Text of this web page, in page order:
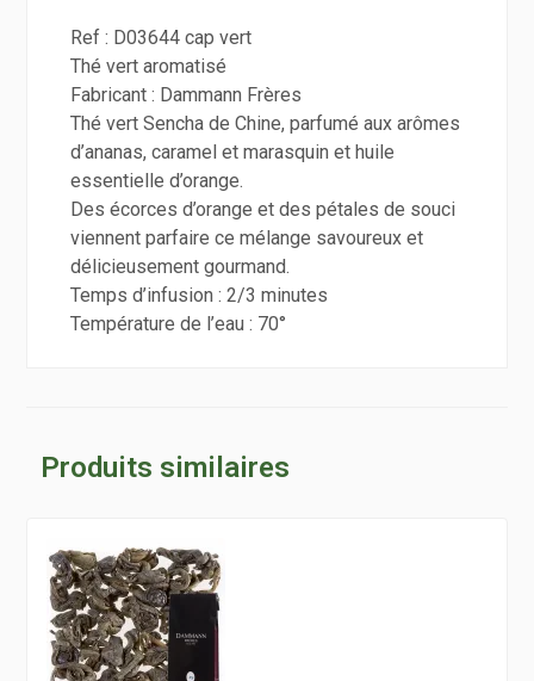
Ref : D03644 cap vert
Thé vert aromatisé
Fabricant : Dammann Frères
Thé vert Sencha de Chine, parfumé aux arômes
d’ananas, caramel et marasquin et huile
essentielle d’orange.
Des écorces d’orange et des pétales de souci
viennent parfaire ce mélange savoureux et
délicieusement gourmand.
Temps d’infusion : 2/3 minutes
Température de l’eau : 70°
Produits similaires